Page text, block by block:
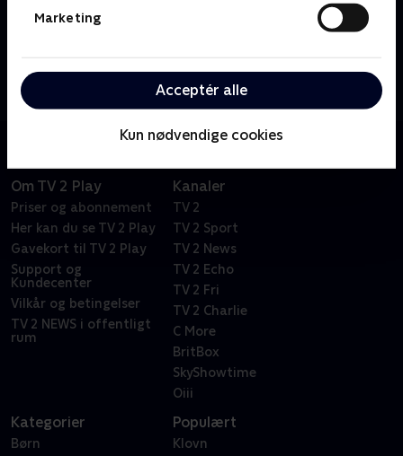
Marketing
Acceptér alle
Kun nødvendige cookies
Om Bag om kandidaten
sidder ved bålstedet for at snakke politik over et
stykke selvvalgt bagværk.
Om TV 2 Play
Priser og abonnement
Her kan du se TV 2 Play
Gavekort til TV 2 Play
Support og
Kundecenter
Vilkår og betingelser
TV 2 NEWS i offentligt
rum
Kanaler
TV 2
TV 2 Sport
TV 2 News
TV 2 Echo
TV 2 Fri
TV 2 Charlie
C More
BritBox
SkyShowtime
Oiii
Kategorier
Børn
Populært
Klovn